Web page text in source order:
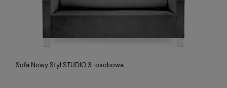
Sofa Nowy Styl STUDIO 3-osobowa